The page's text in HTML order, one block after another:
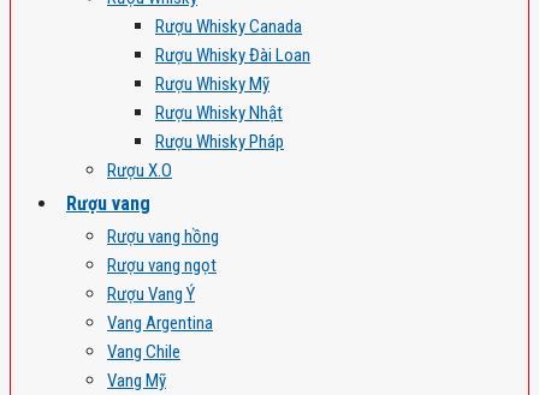
Rượu Whisky Canada
Rượu Whisky Đài Loan
Rượu Whisky Mỹ
Rượu Whisky Nhật
Rượu Whisky Pháp
Rượu X.O
Rượu vang
Rượu vang hồng
Rượu vang ngọt
Rượu Vang Ý
Vang Argentina
Vang Chile
Vang Mỹ